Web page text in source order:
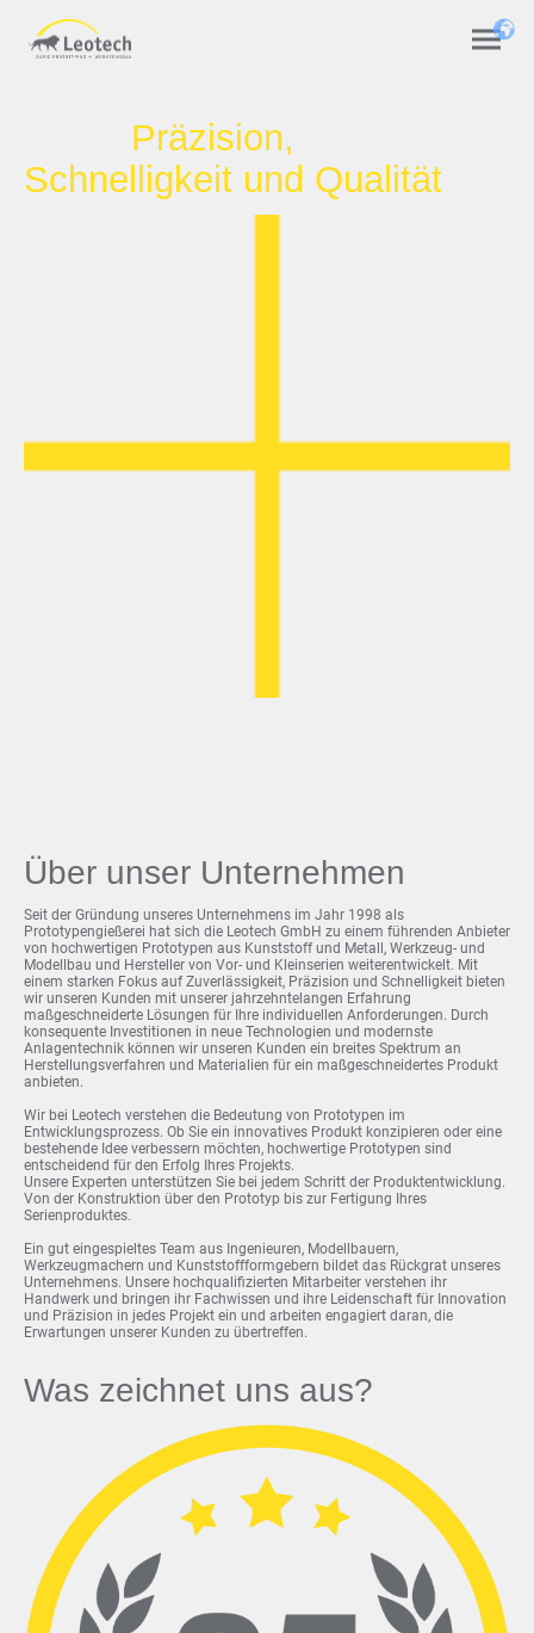
Präzision,
Schnelligkeit und Qualität
Über unser Unternehmen
Seit der Gründung unseres Unternehmens im Jahr 1998 als
Prototypengießerei hat sich die Leotech GmbH zu einem führenden Anbieter
von hochwertigen Prototypen aus Kunststoff und Metall, Werkzeug- und
Modellbau und Hersteller von Vor- und Kleinserien weiterentwickelt. Mit
einem starken Fokus auf Zuverlässigkeit, Präzision und Schnelligkeit bieten
wir unseren Kunden mit unserer jahrzehntelangen Erfahrung
maßgeschneiderte Lösungen für Ihre individuellen Anforderungen. Durch
konsequente Investitionen in neue Technologien und modernste
Anlagentechnik können wir unseren Kunden ein breites Spektrum an
Herstellungsverfahren und Materialien für ein maßgeschneidertes Produkt
anbieten.
Wir bei Leotech verstehen die Bedeutung von Prototypen im
Entwicklungsprozess. Ob Sie ein innovatives Produkt konzipieren oder eine
bestehende Idee verbessern möchten, hochwertige Prototypen sind
entscheidend für den Erfolg Ihres Projekts.
Unsere Experten unterstützen Sie bei jedem Schritt der Produktentwicklung.
Von der Konstruktion über den Prototyp bis zur Fertigung Ihres
Serienproduktes.
Ein gut eingespieltes Team aus Ingenieuren, Modellbauern,
Werkzeugmachern und Kunststoffformgebern bildet das Rückgrat unseres
Unternehmens. Unsere hochqualifizierten Mitarbeiter verstehen ihr
Handwerk und bringen ihr Fachwissen und ihre Leidenschaft für Innovation
und Präzision in jedes Projekt ein und arbeiten engagiert daran, die
Erwartungen unserer Kunden zu übertreffen.
Was zeichnet uns aus?